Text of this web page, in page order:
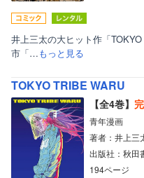
井上三太の大ヒット作「
市「…もっと見る
TOKYO TRIBE WARU
【全4巻】
青年漫画
著者：井上三
出版社：秋田
194ページ